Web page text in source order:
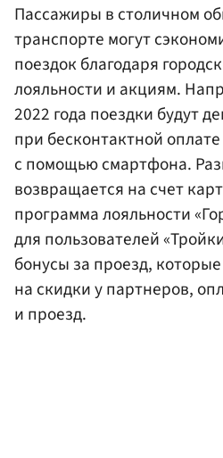
Пассажиры в столичном
транспорте могут
поездок благодаря
лояльности и акциям.
2022 года поездки будут
при бесконтактной
с помощью смартфона.
возвращается на счет
программа лояльности
для пользователей
бонусы за проезд,
на скидки у партнеров,
и проезд.